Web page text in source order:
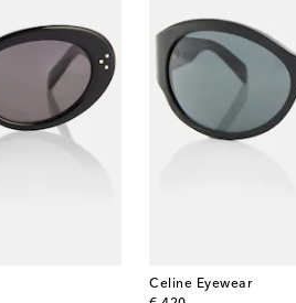
Celine Eyewear